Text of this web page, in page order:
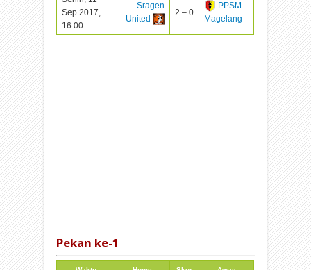
Sep 2017,
16:00
Sragen
United
2 – 0
PPSM
Magelang
Pekan ke-1